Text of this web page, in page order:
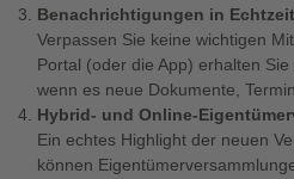
Benachrichtigungen in
Verpassen Sie keine wichtigen
Portal (oder die App) erhalten
wenn es neue Dokumente,
Hybrid- und Online-
Ein echtes Highlight der neuen
können